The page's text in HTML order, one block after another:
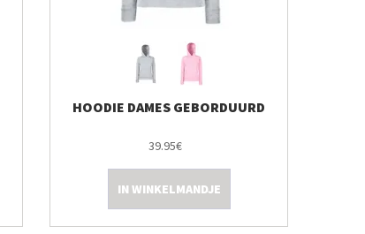
HOODIE DAMES GEBORDUURD
39.95€
IN WINKELMANDJE